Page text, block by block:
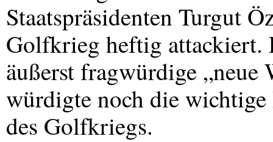
Staatspräsidenten Turgut
Golfkrieg heftig
äußerst fragwürdige
würdigte noch die
des Golfkriegs.